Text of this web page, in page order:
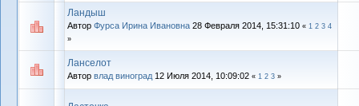
Ландыш
Автор Фурса Ирина Ивановна 28 Февраля 2014, 15:31:10 « 1 2 3 4
»
Ланселот
Автор влад виноград 12 Июля 2014, 10:09:02 « 1 2 3 »